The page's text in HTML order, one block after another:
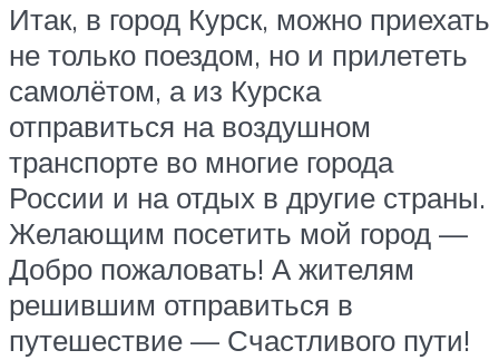
Итак, в город Курск, можно приехать
не только поездом, но и прилететь
самолётом, а из Курска
отправиться на воздушном
транспорте во многие города
России и на отдых в другие страны.
Желающим посетить мой город —
Добро пожаловать! А жителям
решившим отправиться в
путешествие — Счастливого пути!